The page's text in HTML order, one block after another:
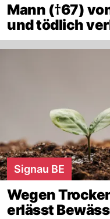
Mann (†67)
und tödlich
Signau BE
Wegen
erlässt